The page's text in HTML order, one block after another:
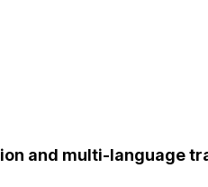
and multi-language